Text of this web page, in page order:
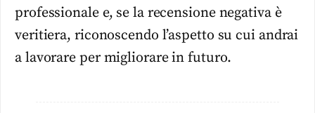
professionale e, se la recensione negativa è
veritiera, riconoscendo l’aspetto su cui andrai
a lavorare per migliorare in futuro.